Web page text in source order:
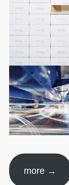
more →